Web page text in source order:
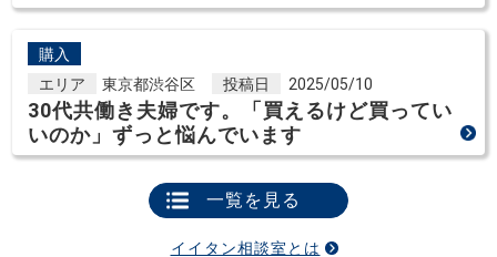
購入
エリア
東京都渋谷区 投稿日 2025/05/10
30代共働き夫婦です。「買えるけど買ってい
いのか」ずっと悩んでいます
一覧を見る
イイタン相談室とは